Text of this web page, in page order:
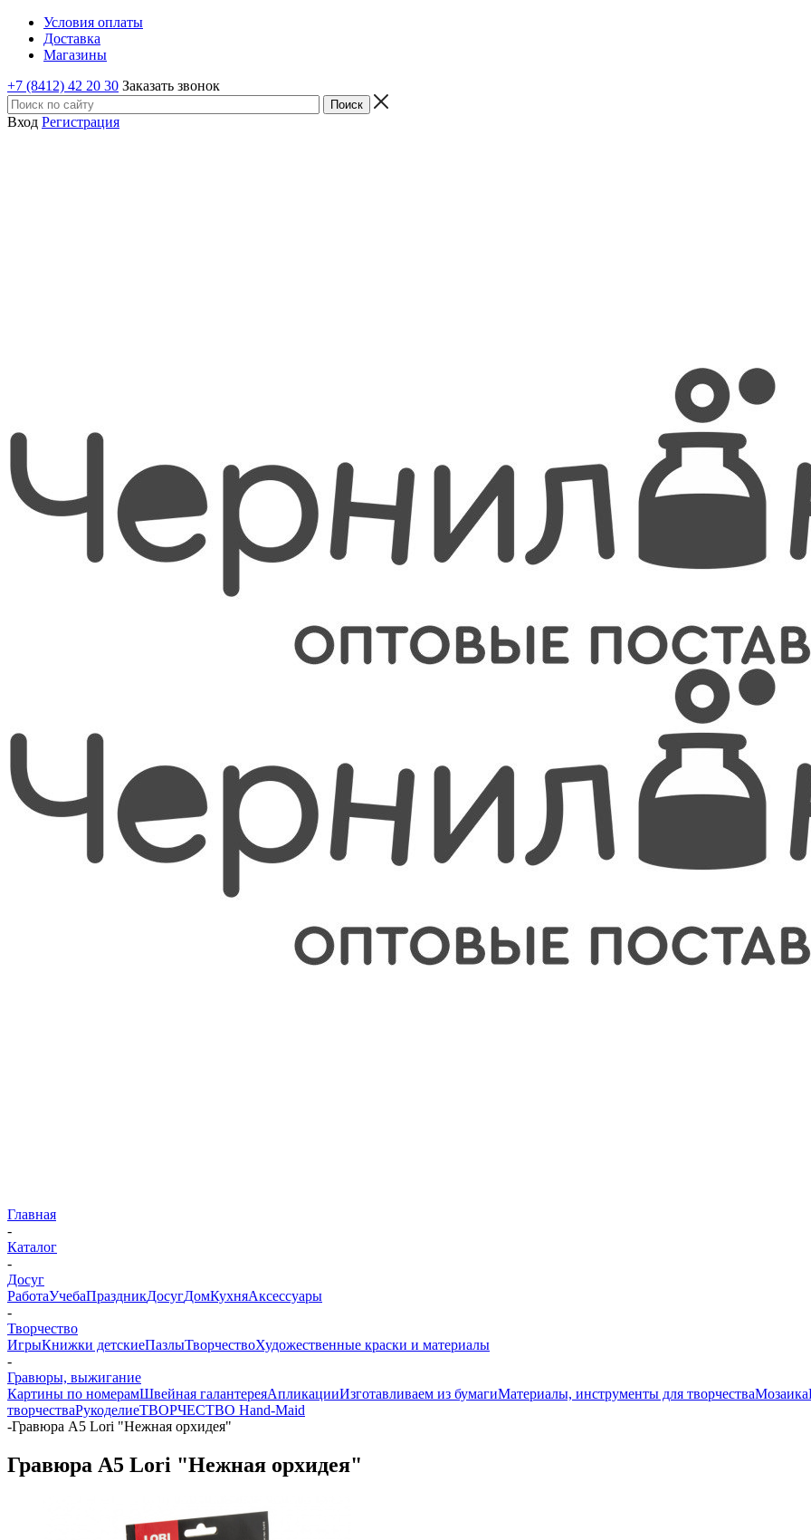
Условия оплаты
Доставка
Магазины
+7 (8412) 42 20 30 Заказать звонок
Вход Регистрация
Главная
-
Каталог
-
Досуг
РаботаУчебаПраздникДосугДомКухняАксессуары
-
Творчество
ИгрыКнижки детскиеПазлыТворчествоХудожественные краски и материалы
-
Гравюры, выжигание
Картины по номерамШвейная галантереяАпликацииИзготавливаем из бумагиМатериалы, инструменты для творчестваМозаика
творчестваРукоделиеТВОРЧЕСТВО Hand-Maid
-Гравюра А5 Lori "Нежная орхидея"
Гравюра А5 Lori "Нежная орхидея"